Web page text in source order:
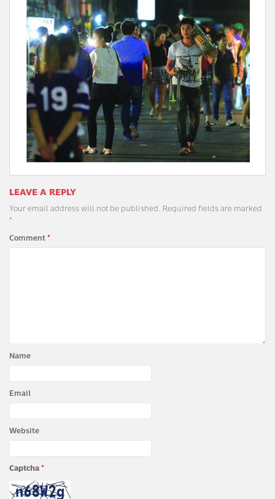
LEAVE A REPLY
Your email address will not be published. Required fields are marked
*
Comment*
Name
Email
Website
Captcha*